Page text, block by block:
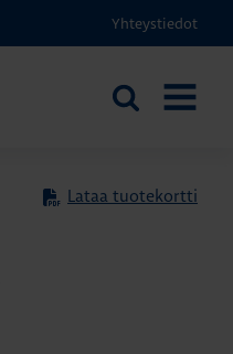
Yhteystiedot
Etsi
Lataa tuotekortti